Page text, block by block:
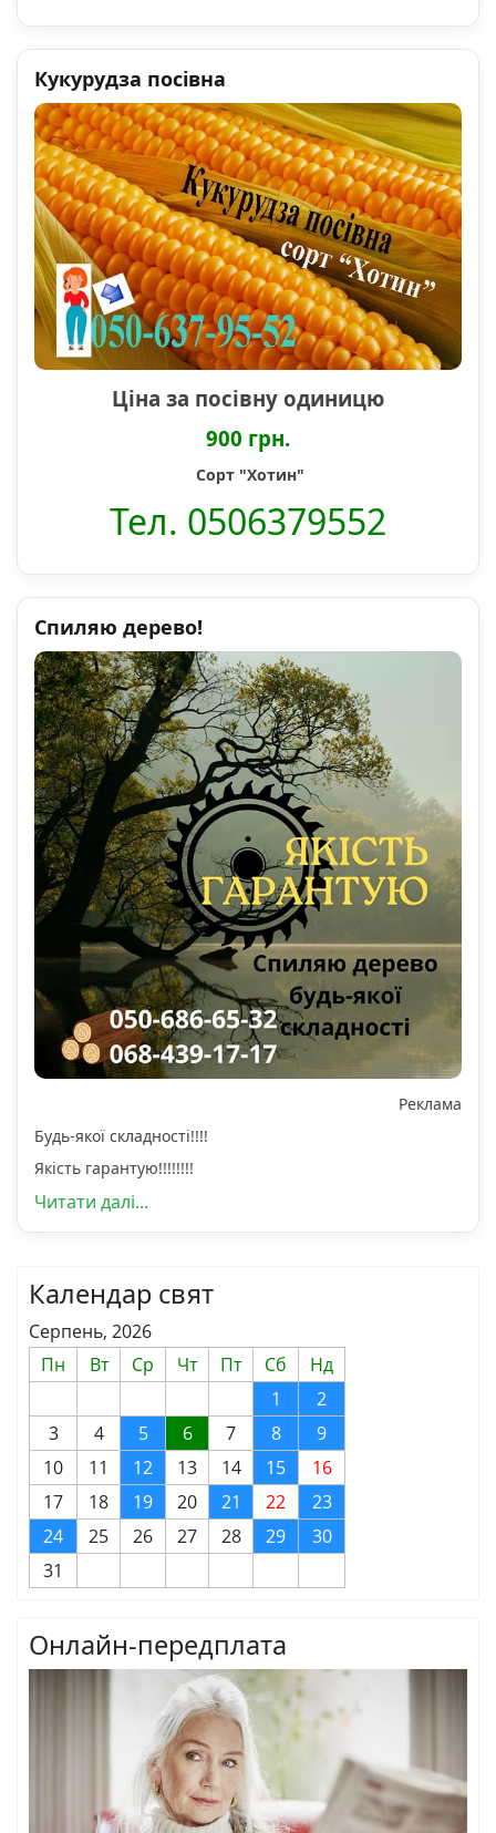
Кукурудза посівна
Ціна за посівну одиницю
900 грн.
Сорт "Хотин"
Тел. 0506379552
Спиляю дерево!
Реклама
Будь-якої складності!!!!
Якість гарантую!!!!!!!!
Читати далі...
Календар свят
Серпень, 2026
Пн
Вт Ср Чт Пт Сб
Нд
1
2
3
4 5 6 7 8
9
10
11 12 13 14 15
16
17
18 19 20 21 22
23
24
25 26 27 28 29
30
31
Онлайн-передплата